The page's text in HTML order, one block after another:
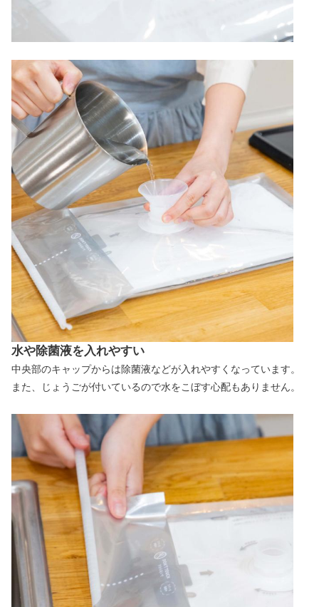
水や除菌液を入れやすい
中央部のキャップからは除菌液などが入れやすくなっています。
また、じょうごが付いているので水をこぼす心配もありません。